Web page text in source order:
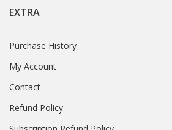
EXTRA
Purchase History
My Account
Contact
Refund Policy